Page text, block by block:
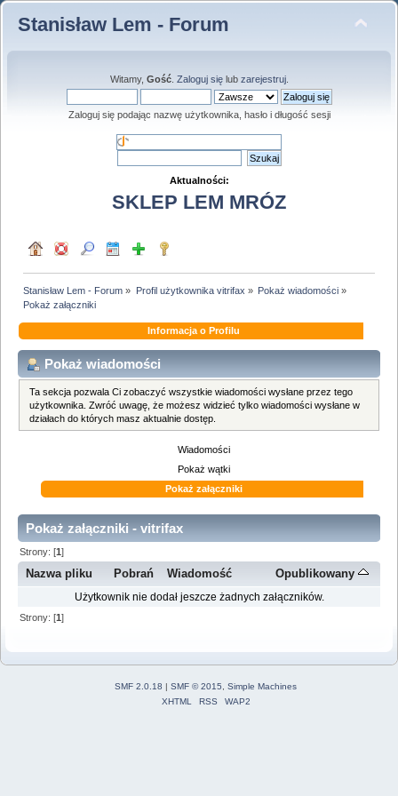
Stanisław Lem - Forum
Witamy, Gość. Zaloguj sięlub zarejestruj.
Zaloguj się podając nazwę użytkownika, hasło i długość sesji
Aktualności:
SKLEP LEM MRÓZ
Stanisław Lem - Forum » Profil użytkownika vitrifax » Pokaż wiadomości»
Pokaż załączniki
Informacja o Profilu
Pokaż wiadomości
Ta sekcja pozwala Ci zobaczyć wszystkie wiadomości wysłane przez tego
użytkownika. Zwróć uwagę, że możesz widzieć tylko wiadomości wysłane w
działach do których masz aktualnie dostęp.
Wiadomości
Pokaż wątki
Pokaż załączniki
Pokaż załączniki - vitrifax
Strony: [1]
Nazwa pliku Pobrań Wiadomość Opublikowany
Użytkownik nie dodał jeszcze żadnych załączników.
Strony: [1]
SMF 2.0.18 | SMF © 2015
Simple Machines
XHTML
RSS WAP2